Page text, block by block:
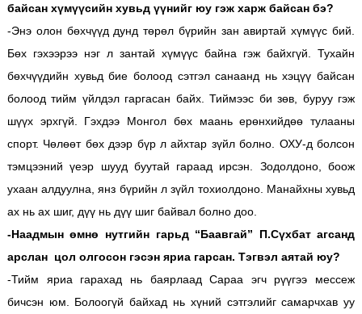
байсан хүмүүсийн хувьд үүнийг юу гэж харж байсан бэ?
-Энэ олон бөхчүүд дунд төрөл бүрийн зан авиртай хүмүүс бий.
Бөх гэхээрээ нэг л зантай хүмүүс байна гэж байхгүй. Тухайн
бөхчүүдийн хувьд бие болоод сэтгэл санаанд нь хэцүү байсан
болоод тийм үйлдэл гаргасан байх. Тиймээс би зөв, буруу гэж
шүүх эрхгүй. Гэхдээ Монгол бөх маань ерөнхийдөө тулааны
спорт. Чөлөөт бөх дээр бүр л айхтар зүйл болно. ОХУ-д болсон
тэмцээний үеэр шууд буутай гараад ирсэн. Зодолдоно, боож
ухаан алдуулна, янз бүрийн л зүйл тохиолдоно. Манайхны хувьд
ах нь ах шиг, дүү нь дүү шиг байвал болно доо.
-Наадмын өмнө нутгийн гарьд “Баавгай” П.Сүхбат агсанд
арслан цол олгосон гэсэн яриа гарсан. Тэгвэл аятай юу?
-Тийм яриа гарахад нь баярлаад Сараа эгч рүүгээ мессеж
бичсэн юм. Болоогүй байхад нь хүний сэтгэлийг самарчхав уу